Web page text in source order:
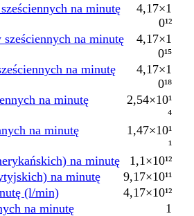
na minutę
4,17×1
0¹²
na minutę
4,17×1
0¹⁵
na minutę
4,17×1
0¹⁸
na minutę
2,54×10¹
⁴
na minutę
1,47×10¹
¹
na minutę
1,1×10¹²
na minutę
9,17×10¹¹
(l/min)
4,17×10¹²
na minutę
1